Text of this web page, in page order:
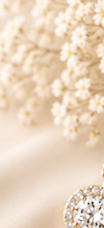
polírozás
(Certificate)
az
tartó táska
ellenőrzés,
a gyűrűn
javítjuk.